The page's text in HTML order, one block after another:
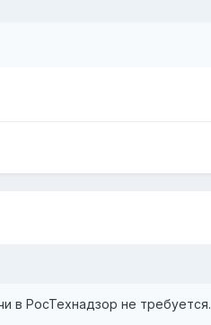
в РосТехнадзор не требуется.